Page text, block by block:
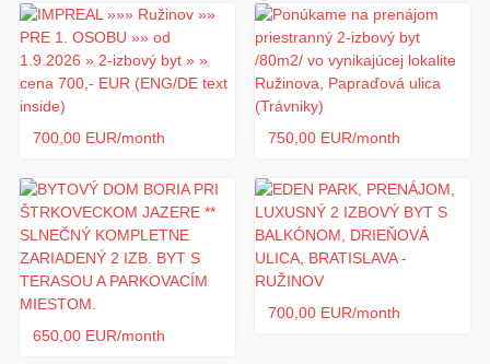
700,00 EUR/month 750,00 EUR/month
650,00 EUR/month
700,00 EUR/month